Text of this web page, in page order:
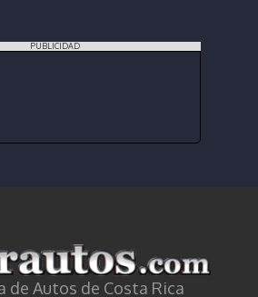
PUBLICIDAD
de Autos de Costa Rica